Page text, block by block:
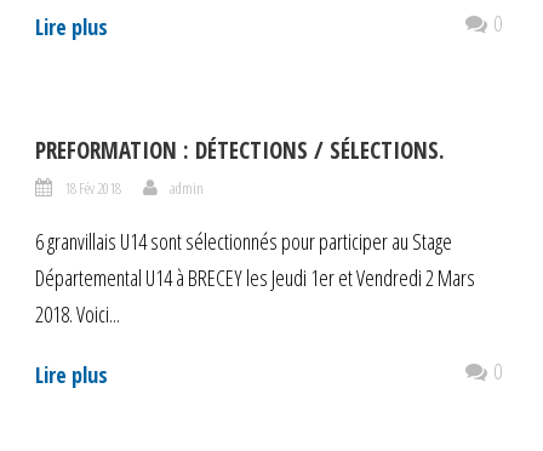
Lire plus 0
PREFORMATION : DÉTECTIONS / SÉLECTIONS.
18 Fév 2018 admin
6 granvillais U14 sont sélectionnés pour participer au Stage
Départemental U14 à BRECEY les Jeudi 1er et Vendredi 2 Mars
2018. Voici...
Lire plus 0